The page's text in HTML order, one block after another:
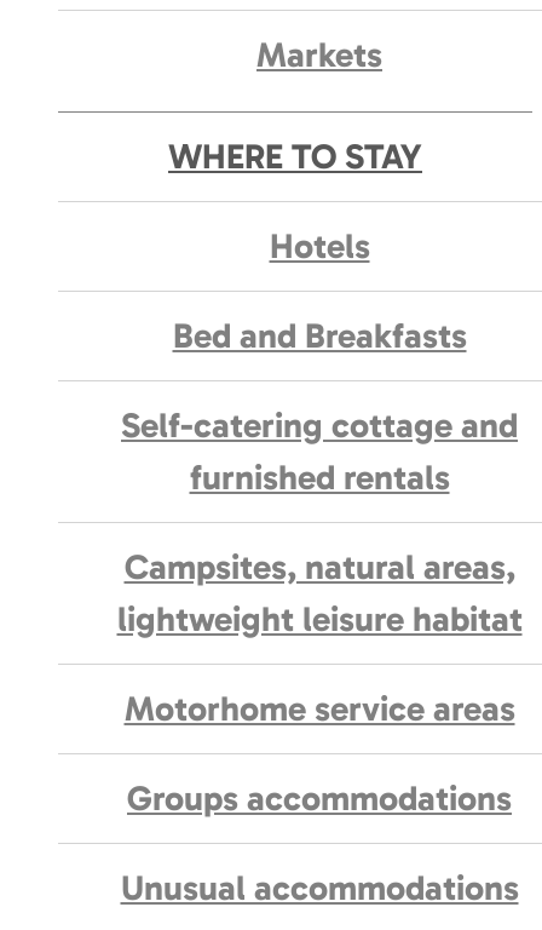
Markets
WHERE TO STAY
Hotels
Bed and Breakfasts
Self-catering cottage and
furnished rentals
Campsites, natural areas,
lightweight leisure habitat
Motorhome service areas
Groups accommodations
Unusual accommodations